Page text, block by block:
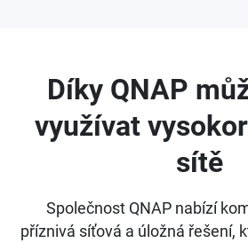
Díky QNAP
využívat
sítě
Společnost QNAP nabízí
příznivá síťová a úložná řešení,